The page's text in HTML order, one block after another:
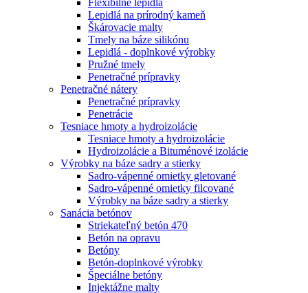
Lepidlá na prírodný kameň
Škárovacie malty
Tmely na báze silikónu
Lepidlá - doplnkové výrobky
Pružné tmely
Penetračné prípravky
Penetračné nátery
Penetračné prípravky
Penetrácie
Tesniace hmoty a hydroizolácie
Tesniace hmoty a hydroizolácie
Hydroizolácie a Bituménové izolácie
Výrobky na báze sadry a stierky
Sadro-vápenné omietky gletované
Sadro-vápenné omietky filcované
Výrobky na báze sadry a stierky
Sanácia betónov
Striekateľný betón 470
Betón na opravu
Betóny
Betón-doplnkové výrobky
Špeciálne betóny
Injektážne malty